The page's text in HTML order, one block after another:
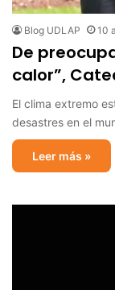
Blog UDLAP 10
De
calor”,
El clima extremo
desastres en el
Leer más »